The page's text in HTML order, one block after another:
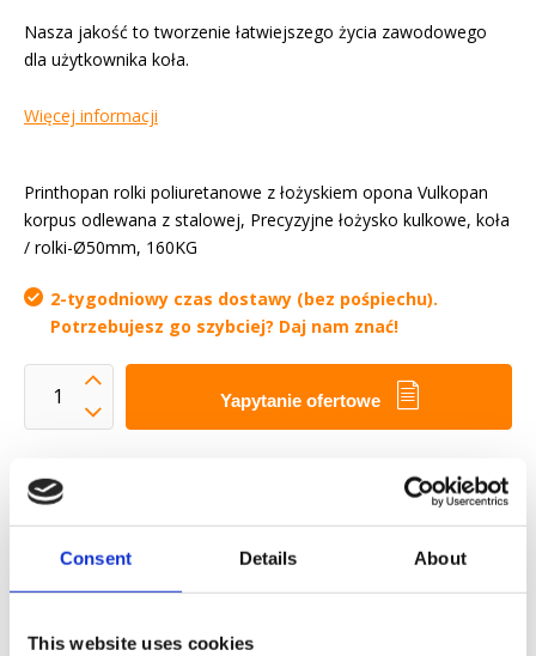
Consent Details About
This website uses cookies
Nasza jakość to tworzenie łatwiejszego życia zawodowego
dla użytkownika koła.
Więcej informacji
Printhopan rolki poliuretanowe z łożyskiem opona Vulkopan
korpus odlewana z stalowej, Precyzyjne łożysko kulkowe, koła
/ rolki-Ø50mm, 160KG
2-tygodniowy czas dostawy (bez pośpiechu).
Potrzebujesz go szybciej? Daj nam znać!
Yapytanie ofertowe
Szybka dostawa
pośpiechu). Potrzebujesz go szybciej? Daj nam znać!